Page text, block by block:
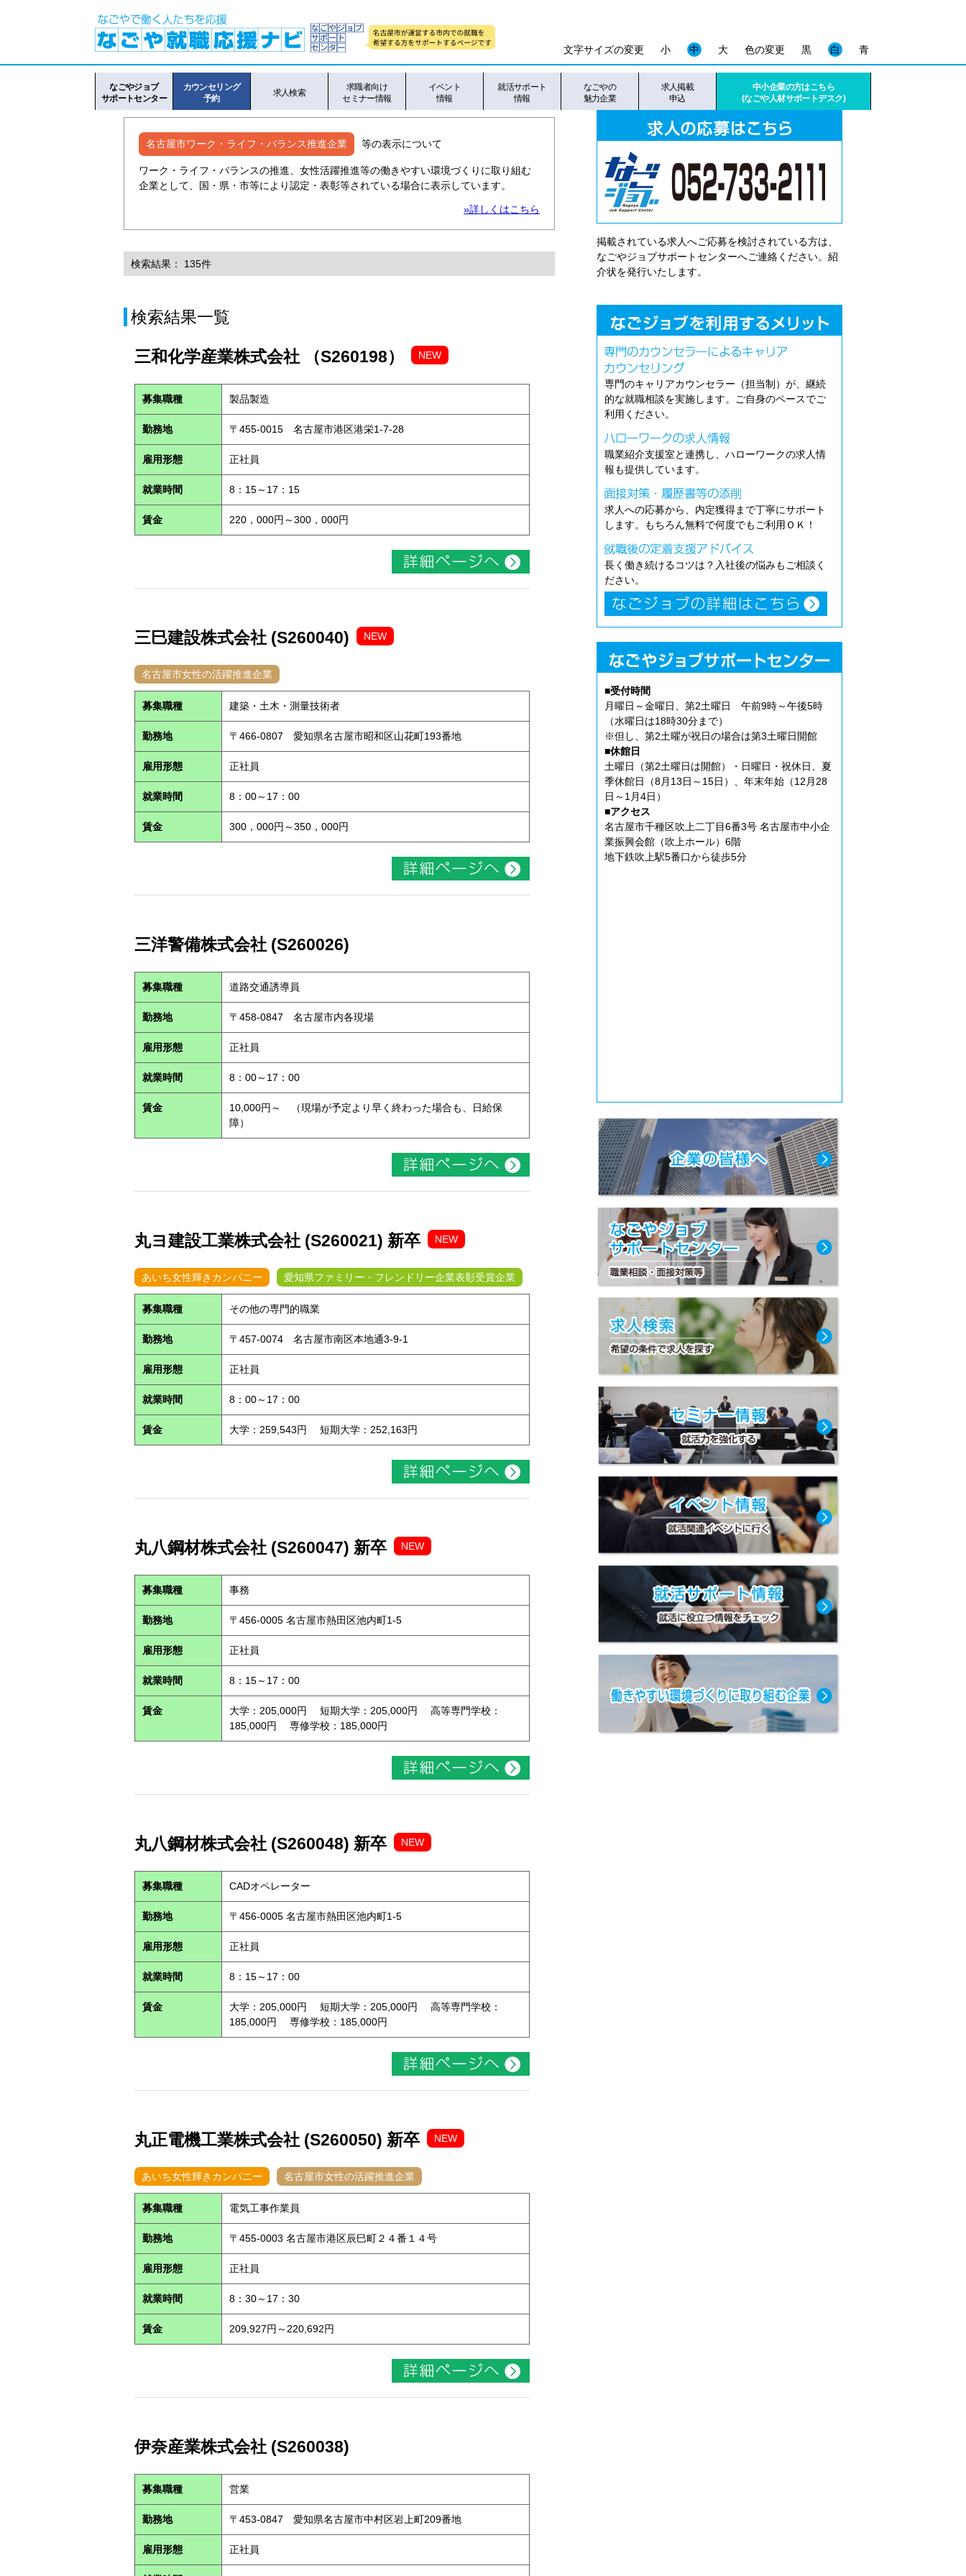
色の変更 黒 白 青
文字サイズの変更 小 中 大
なごやジョブ
サポートセンター
カウンセリング
予約
求人検索
求職者向け
セミナー情報
イベント
情報
就活サポート
情報
なごやの
魅力企業
求人掲載
申込
中小企業の方はこちら
(なごや人材サポートデスク)
名古屋市ワーク・ライフ・バランス推進企業 等の表示について
ワーク・ライフ・バランスの推進、女性活躍推進等の働きやすい環境づくりに取り組む
企業として、国・県・市等により認定・表彰等されている場合に表示しています。
»詳しくはこちら
検索結果： 135件
検索結果一覧
三和化学産業株式会社 （S260198） NEW
募集職種 製品製造
勤務地 〒455-0015 名古屋市港区港栄1-7-28
雇用形態 正社員
就業時間 8：15～17：15
賃金 220，000円～300，000円
三巳建設株式会社 (S260040) NEW
名古屋市女性の活躍推進企業
募集職種 建築・土木・測量技術者
勤務地 〒466-0807 愛知県名古屋市昭和区山花町193番地
雇用形態 正社員
就業時間 8：00～17：00
賃金 300，000円～350，000円
三洋警備株式会社 (S260026)
募集職種 道路交通誘導員
勤務地 〒458-0847 名古屋市内各現場
雇用形態 正社員
就業時間 8：00～17：00
賃金
10,000円～ （現場が予定より早く終わった場合も、日給保
障）
丸ヨ建設工業株式会社 (S260021) 新卒 NEW
あいち女性輝きカンパニー 愛知県ファミリー・フレンドリー企業表彰受賞企業
募集職種 その他の専門的職業
勤務地 〒457-0074 名古屋市南区本地通3-9-1
雇用形態 正社員
就業時間 8：00～17：00
賃金 大学：259,543円 短期大学：252,163円
丸八鋼材株式会社 (S260047) 新卒 NEW
募集職種 事務
勤務地 〒456-0005 名古屋市熱田区池内町1-5
雇用形態 正社員
就業時間 8：15～17：00
賃金
大学：205,000円 短期大学：205,000円 高等専門学校：
185,000円 専修学校：185,000円
丸八鋼材株式会社 (S260048) 新卒 NEW
募集職種 CADオペレーター
勤務地 〒456-0005 名古屋市熱田区池内町1-5
雇用形態 正社員
就業時間 8：15～17：00
賃金
大学：205,000円 短期大学：205,000円 高等専門学校：
185,000円 専修学校：185,000円
丸正電機工業株式会社 (S260050) 新卒 NEW
あいち女性輝きカンパニー 名古屋市女性の活躍推進企業
募集職種 電気工事作業員
勤務地 〒455-0003 名古屋市港区辰巳町２４番１４号
雇用形態 正社員
就業時間 8：30～17：30
賃金 209,927円～220,692円
伊奈産業株式会社 (S260038)
募集職種 営業
勤務地 〒453-0847 愛知県名古屋市中村区岩上町209番地
雇用形態 正社員
掲載されている求人へご応募を検討されている方は、
なごやジョブサポートセンターへご連絡ください。紹
介状を発行いたします。
専門のキャリアカウンセラー（担当制）が、継続
的な就職相談を実施します。ご自身のペースでご
利用ください。
職業紹介支援室と連携し、ハローワークの求人情
報も提供しています。
求人への応募から、内定獲得まで丁寧にサポート
します。もちろん無料で何度でもご利用ＯＫ！
長く働き続けるコツは？入社後の悩みもご相談く
ださい。
■受付時間
月曜日～金曜日、第2土曜日 午前9時～午後5時
（水曜日は18時30分まで）
※但し、第2土曜が祝日の場合は第3土曜日開館
■休館日
土曜日（第2土曜日は開館）・日曜日・祝休日、夏
季休館日（8月13日～15日）、年末年始（12月28
日～1月4日）
■アクセス
名古屋市千種区吹上二丁目6番3号 名古屋市中小企
業振興会館（吹上ホール）6階
地下鉄吹上駅5番口から徒歩5分